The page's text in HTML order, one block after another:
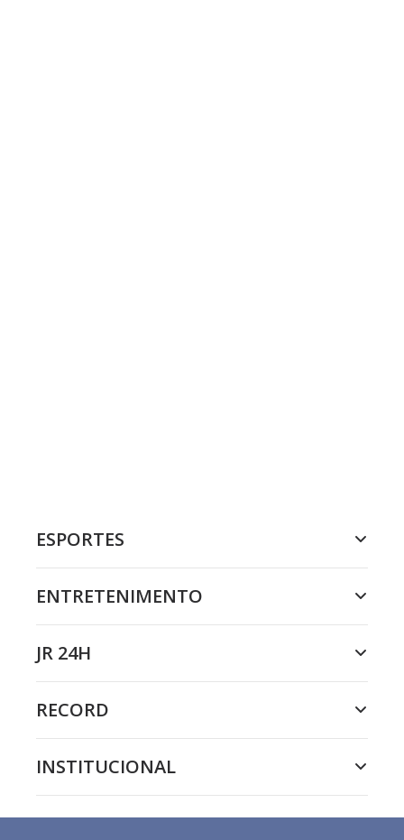
ESPORTES
ENTRETENIMENTO
JR 24H
RECORD
INSTITUCIONAL